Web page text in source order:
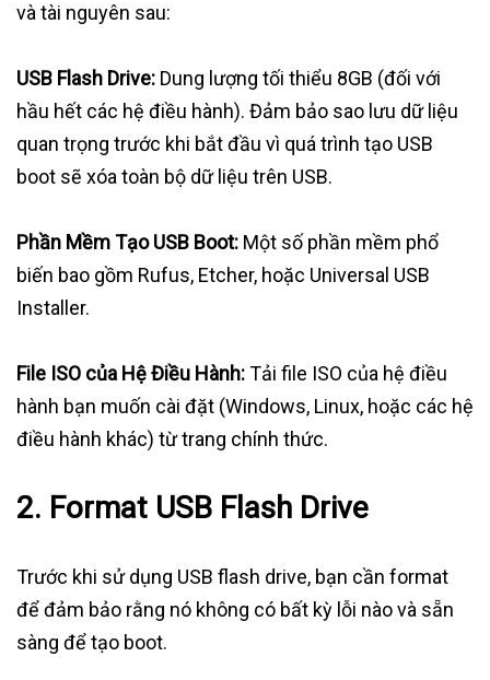
và tài nguyên sau:
USB Flash Drive: Dung lượng tối thiểu 8GB (đối với
hầu hết các hệ điều hành). Đảm bảo sao lưu dữ liệu
quan trọng trước khi bắt đầu vì quá trình tạo USB
boot sẽ xóa toàn bộ dữ liệu trên USB.
Phần Mềm Tạo USB Boot: Một số phần mềm phổ
biến bao gồm Rufus, Etcher, hoặc Universal USB
Installer.
File ISO của Hệ Điều Hành:Tải file ISO của hệ điều
hành bạn muốn cài đặt (Windows, Linux, hoặc các hệ
điều hành khác) từ trang chính thức.
2. Format USB Flash Drive
Trước khi sử dụng USB flash drive, bạn cần format
để đảm bảo rằng nó không có bất kỳ lỗi nào và sẵn
sàng để tạo boot.